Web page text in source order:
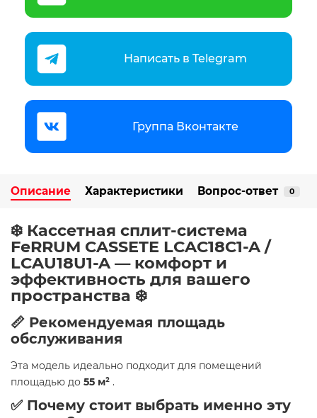
Написать в Telegram
Группа Вконтакте
Описание Характеристики Вопрос-ответ 0
❄️ Кассетная сплит-система
FeRRUM CASSETE LCAC18C1-A /
LCAU18U1-A — комфорт и
эффективность для вашего
пространства ❄️
📏 Рекомендуемая площадь
обслуживания
Эта модель идеально подходит для помещений
площадью до 55 м² .
✅ Почему стоит выбрать именно эту